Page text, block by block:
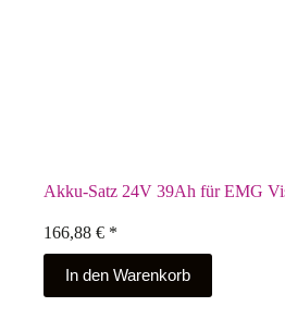
Akku-Satz 24V 39Ah für EMG
166,88 € *
In den Warenkorb